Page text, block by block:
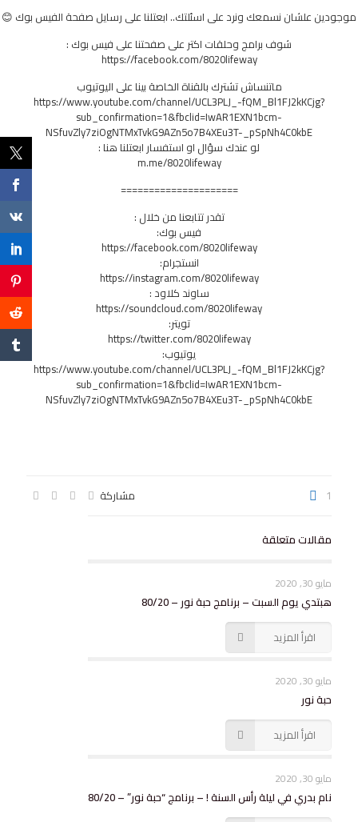
موجودين علشان نسمعك ونرد على اسئلتك.. ابعتلنا على رسايل صفحة الفيس بوك 😊
شوف برامج وحلقات اكتر على صفحتنا على فيس بوك :
https://facebook.com/8020lifeway
ماتنساش تشترك بالقناة الخاصة بينا على اليوتيوب
https://www.youtube.com/channel/UCL3PLJ_-fQM_Bl1FJ2kKCjg?
sub_confirmation=1&fbclid=IwAR1EXN1bcm-
NSfuvZly7ziOgNTMxTvkG9AZn5o7B4XEu3T-_pSpNh4C0kbE
لو عندك سؤال او استفسار ابعتلنا هنا :
m.me/8020lifeway
=====================
تقدر تتابعنا من خلال :
فيس بوك:
https://facebook.com/8020lifeway
انستجرام:
https://instagram.com/8020lifeway
ساوند كلاود :
https://soundcloud.com/8020lifeway
تويتر:
https://twitter.com/8020lifeway
يوتيوب:
https://www.youtube.com/channel/UCL3PLJ_-fQM_Bl1FJ2kKCjg?
sub_confirmation=1&fbclid=IwAR1EXN1bcm-
NSfuvZly7ziOgNTMxTvkG9AZn5o7B4XEu3T-_pSpNh4C0kbE
مشاركة 1
مقالات متعلقة
مايو 30, 2020
هبتدي يوم السبت – برنامج حبة نور – 80/20
اقرأ المزيد
مايو 30, 2020
حبة نور
اقرأ المزيد
مايو 30, 2020
نام بدري في ليلة رأس السنة ! – برنامج “حبة نور” – 80/20